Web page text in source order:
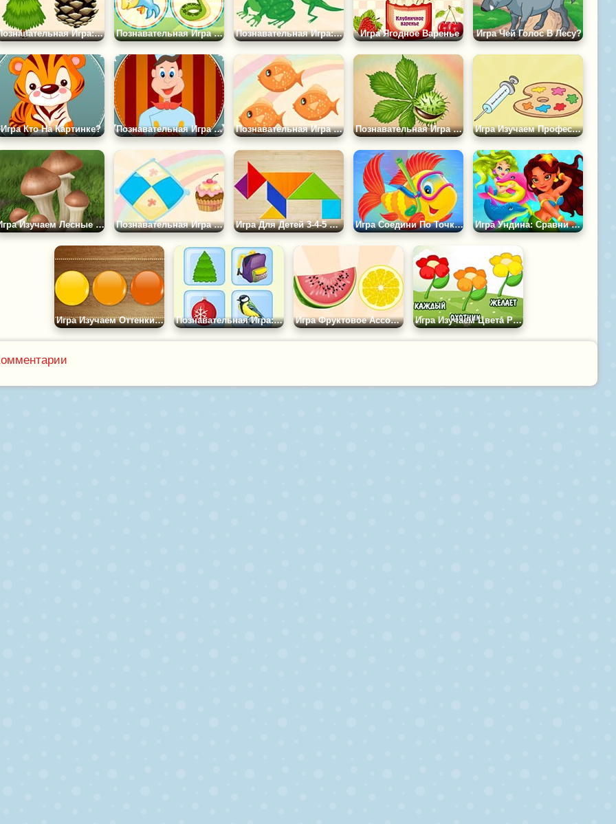
Познавательная Игра: Часть и Целое Познавательная Игра Про Животных Познавательная Игра: Кто Кем Будет Игра Ягодное Варенье Игра Чей Голос В Лесу?
Игра Кто На Картинке? Познавательная Игра Магазин Сладостей Познавательная Игра Больше - Меньше Познавательная Игра &quot;Деревья&quot; Игра Изучаем Профессии
Игра Изучаем Лесные Грибы Познавательная Игра Большой - Маленький Игра Для Детей 3-4-5 Лет: Танграм &quot;Звери&quot; Игра Соедини По Точкам: Алфавит Игра Ундина: Сравни Картинки
Игра Изучаем Оттенки Цветов Познавательная Игра: Ассоциации Игра Фруктовое Ассорти Игра Изучаем Цвета Радуги